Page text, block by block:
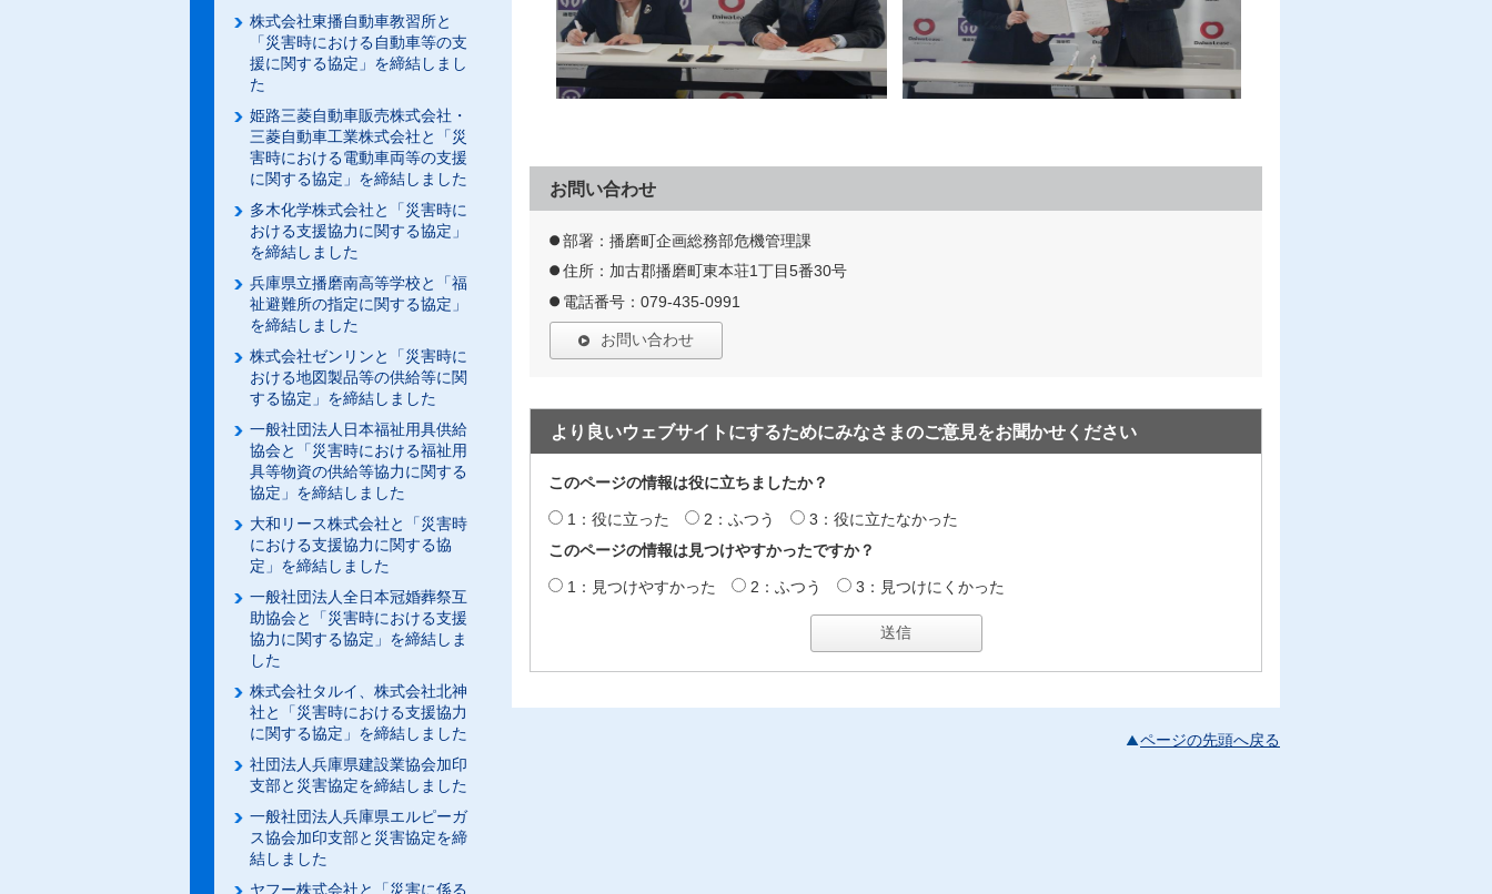
株式会社東播自動車教習所と
「災害時における自動車等の支
援に関する協定」を締結しまし
た
姫路三菱自動車販売株式会社・
三菱自動車工業株式会社と「災
害時における電動車両等の支援
に関する協定」を締結しました
多木化学株式会社と「災害時に
おける支援協力に関する協定」
を締結しました
兵庫県立播磨南高等学校と「福
祉避難所の指定に関する協定」
を締結しました
株式会社ゼンリンと「災害時に
おける地図製品等の供給等に関
する協定」を締結しました
一般社団法人日本福祉用具供給
協会と「災害時における福祉用
具等物資の供給等協力に関する
協定」を締結しました
大和リース株式会社と「災害時
における支援協力に関する協
定」を締結しました
一般社団法人全日本冠婚葬祭互
助協会と「災害時における支援
協力に関する協定」を締結しま
した
株式会社タルイ、株式会社北神
社と「災害時における支援協力
に関する協定」を締結しました
社団法人兵庫県建設業協会加印
支部と災害協定を締結しました
一般社団法人兵庫県エルピーガ
ス協会加印支部と災害協定を締
結しました
ヤフー株式会社と「災害に係る
お問い合わせ
部署：播磨町企画総務部危機管理課
住所：加古郡播磨町東本荘1丁目5番30号
電話番号：079-435-0991
お問い合わせ
より良いウェブサイトにするためにみなさまのご意見をお聞かせください
このページの情報は役に立ちましたか？
1：役に立った 2：ふつう
3：役に立たなかった
このページの情報は見つけやすかったですか？
1：見つけやすかった 2：ふつう 3：見つけにくかった
ページの先頭へ戻る